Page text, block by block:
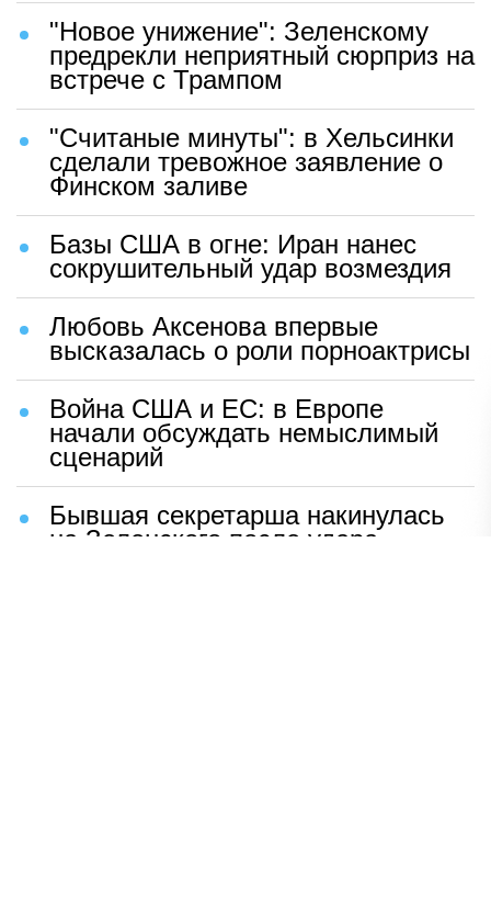
"Новое унижение": Зеленскому
предрекли неприятный сюрприз на
встрече с Трампом
"Считаные минуты": в Хельсинки
сделали тревожное заявление о
Финском заливе
Базы США в огне: Иран нанес
сокрушительный удар возмездия
Любовь Аксенова впервые
высказалась о роли порноактрисы
Война США и ЕС: в Европе
начали обсуждать немыслимый
сценарий
Бывшая секретарша накинулась
на Зеленского после удара